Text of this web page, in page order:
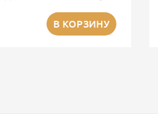
В КОРЗИНУ